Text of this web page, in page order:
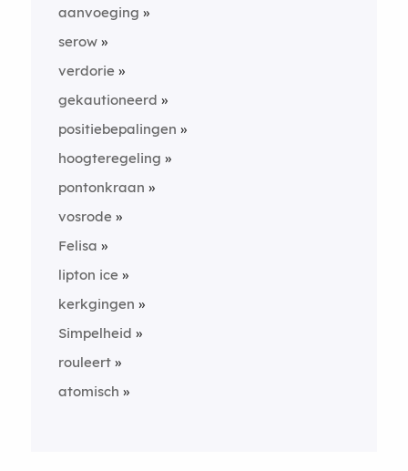
aanvoeging
serow
verdorie
gekautioneerd
positiebepalingen
hoogteregeling
pontonkraan
vosrode
Felisa
lipton ice
kerkgingen
Simpelheid
rouleert
atomisch